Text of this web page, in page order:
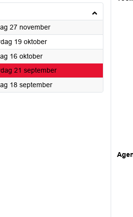
27 november2023
19 oktober2023
16 oktober2023
21 september2023
18 september2023